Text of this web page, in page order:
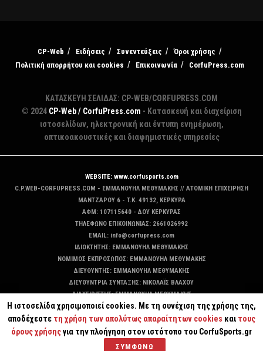
CP-Web Ειδήσεις Συνεντεύξεις
Όροι χρήσης
Πολιτική απορρήτου και cookies
Επικοινωνία CorfuPress.com
ΚΑΤΑΣΚΕΥΗ ΣΕΛΙΔΑΣ: CP-WEB/CORFUPRESS.COM
© 2024 CP-Web / CorfuPress.com - Κατασκευή και διαχείριση
ιστοσελίδων, ηλεκτρονική και έντυπη ενημέρωση,
οπτικοακουστικές και διαφημιστικές υπηρεσίες
WEBSITE: www.corfusports.com
C.P.WEB-CORFUPRESS.COM - ΕΜΜΑΝΟΥΗΛ ΜΕΘΥΜΑΚΗΣ // ΑΤΟΜΙΚΗ ΕΠΙΧΕΙΡΗΣΗ
MANTZAΡΟΥ 6 - T.K. 49132, ΚΕΡΚΥΡΑ
ΑΦΜ: 107115640 - ΔΟΥ ΚΕΡΚΥΡΑΣ
ΤΗΛΕΦΩΝΟ ΕΠΙΚΟΙΝΩΝΙΑΣ: 2661026992
EMAIL: info@corfupress.com
ΙΔΙΟΚΤΗΤΗΣ: EMMANOYΗΛ ΜΕΘΥΜΑΚΗΣ
ΝΟΜΙΜΟΣ ΕΚΠΡΟΣΩΠΟΣ: EMMANOYΗΛ ΜΕΘΥΜΑΚΗΣ
ΔΙΕΥΘΥΝΤΗΣ: EMMANOYΗΛ ΜΕΘΥΜΑΚΗΣ
ΔΙΕΥΘΥΝΤΡΙΑ ΣΥΝΤΑΞΗΣ: ΝΙΚΟΛΑΪΣ ΒΛΑΧΟΥ
ΔΙΑΧΕΙΡΙΣΤΗΣ: EMMANOYΗΛ ΜΕΘΥΜΑΚΗΣ
ΔΙΚΑΙΟΥΧΟΣ DOMAIN: ΕΜΜΑΝΟΥΗΛ ΜΕΘΥΜΑΚΗΣ
Η ιστοσελίδα χρησιμοποιεί cookies. Με τη συνέχιση της χρήσης της,
αποδέχεστε τη χρήση των απολύτως απαραίτητων cookies και τους
όρους χρήσηςγια την πλοήγηση στον ιστότοπο του CorfuSports.gr
ΣΥΜΦΩΝΩ